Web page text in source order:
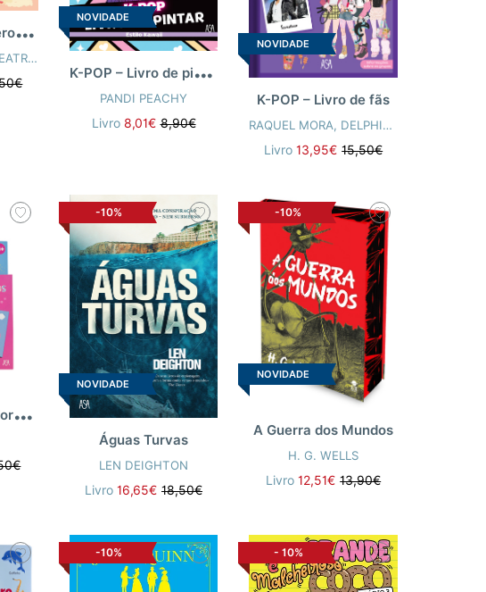
L
s Abós Son Amerosicos
FRANCISCO
NOVIDADE
K
-POP – Livro de pintar
PANDI PEACHY
Livro 8,01€ 8,90€
NOVIDADE
K-POP – Livro de fãs
RAQUEL MORA, DELPHINE BOURGOIN
Livro13,95€ 15,50€
O
s Meus Marcadores Mágicos: O Mundo Mágico
-10%
NOVIDADE
Águas Turvas
LEN DEIGHTON
Livro16,65€ 18,50€
-10%
NOVIDADE
A Guerra dos Mundos
H. G. WELLS
Livro12,51€ 13,90€
-10% - 10%